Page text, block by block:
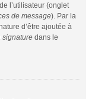
l’utilisateur (onglet
de message). Par la
d’être ajoutée à
signature dans le